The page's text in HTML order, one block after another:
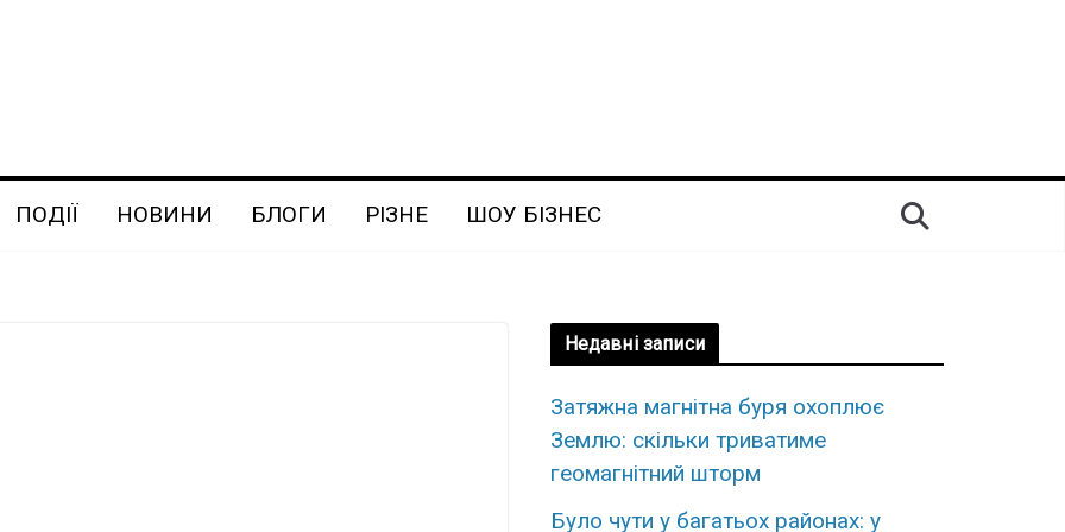
ПОДІЇ НОВИНИ БЛОГИ РІЗНЕ ШОУ БІЗНЕС
Недавні записи
Затяжна магнітна буря охоплює
Землю: скільки триватиме
геомагнітний шторм
Було чути у багатьох районах: у